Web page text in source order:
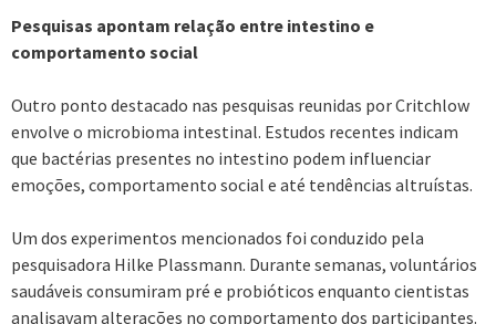
Pesquisas apontam relação entre intestino e
comportamento social
Outro ponto destacado nas pesquisas reunidas por Critchlow
envolve o microbioma intestinal. Estudos recentes indicam
que bactérias presentes no intestino podem influenciar
emoções, comportamento social e até tendências altruístas.
Um dos experimentos mencionados foi conduzido pela
pesquisadora Hilke Plassmann. Durante semanas, voluntários
saudáveis consumiram pré e probióticos enquanto cientistas
analisavam alterações no comportamento dos participantes.